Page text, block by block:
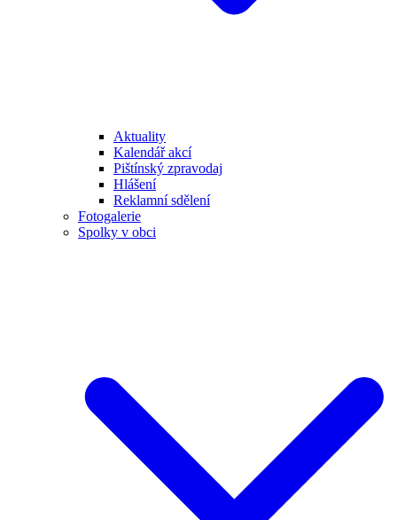
Aktuality
Kalendář akcí
Pištínský zpravodaj
Hlášení
Reklamní sdělení
Fotogalerie
Spolky v obci